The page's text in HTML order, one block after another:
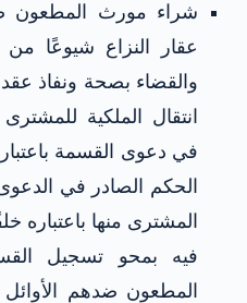
شراء مورث المطعون
عقار النزاع شيوعًا
والقضاء بصحة ونفاذ
انتقال الملكية للمشترى
في دعوى القسمة
الحكم الصادر في
المشترى منها باعتباره
فيه بمحو تسجيل
المطعون ضدهم